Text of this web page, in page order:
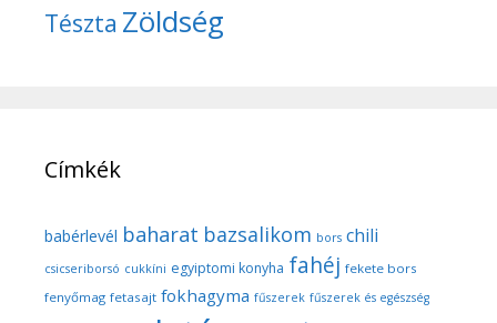
Tészta Zöldség
Címkék
babérlevél baharat bazsalikom bors chili
csicseriborsó cukkíni egyiptomi konyha fahéj fekete bors
fenyőmag fetasajt fokhagyma fűszerek fűszerek és egészség